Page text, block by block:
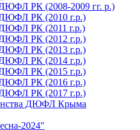
РК (2008-2009 гг. р.)
РК (2010 г.р.)
РК (2011 г.р.)
РК (2012 г.р.)
РК (2013 г.р.)
РК (2014 г.р.)
РК (2015 г.р.)
РК (2016 г.р.)
РК (2017 г.р.)
ДЮФЛ Крыма
2024"